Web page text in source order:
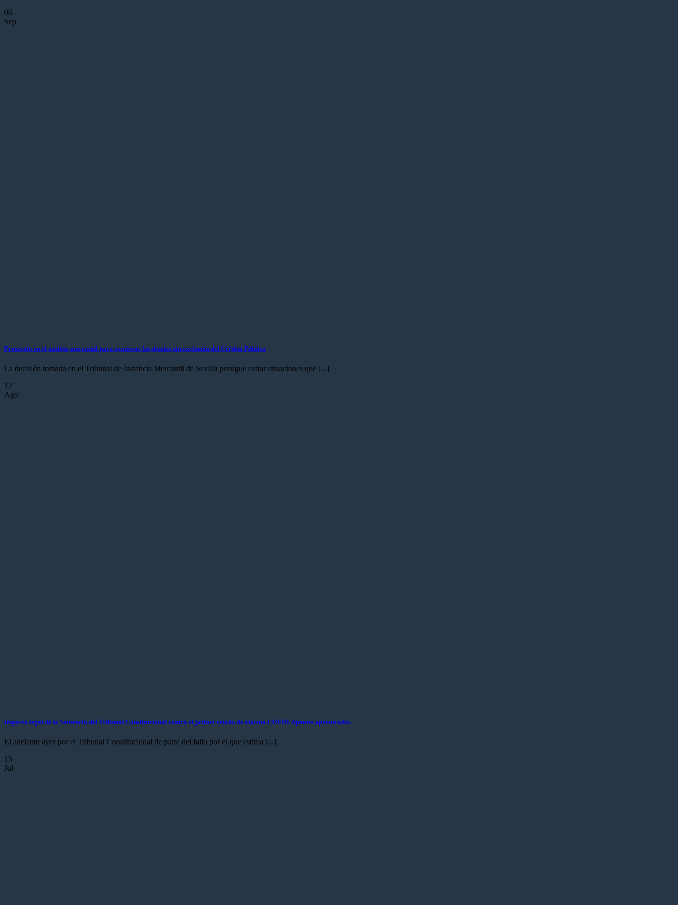
06
Sep
Protocolo en el ámbito mercantil para exonerar las deudas sin exclusión del Crédito Público
La decisión tomada en el Tribunal de Instancia Mercantil de Sevilla persigue evitar situaciones que [...]
12
Ago
Impacto legal de la Sentencia del Tribunal Constitucional contra el primer estado de alarma COVID. Apuntes apresurados
El adelanto ayer por el Tribunal Constitucional de parte del fallo por el que estima [...]
15
Jul